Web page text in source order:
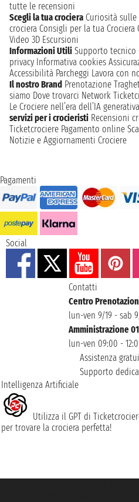
tutte le recensioni
Scegli la tua crociera Curiosità sulle
crociera Consigli per la tua Crociera
Video 3D Escursioni
Informazioni Utili Supporto tecnico
privacy Informativa cookies
Accessibilità Parcheggi Lavora con
Il nostro Brand Prenotazione
siamo Dove trovarci Network
Le Crociere nell’era dell’IA generativa
servizi per i crocieristi Recensioni
Ticketcrociere Pagamento online
Notizie e Aggiornamenti Crociere
Pagamenti
Social
Contatti
Centro
lun-ven 9/19 - sab
Amministrazione
lun-ven 09:00 -
Assistenza
Supporto
Intelligenza Artificiale
Utilizza il GPT di
per trovare la crociera perfetta!